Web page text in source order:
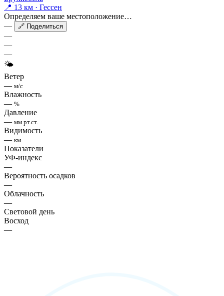
📍 13 км · Гессен
Определяем ваше местоположение…
—
🔗 Поделиться
—
—
—
🌤
Ветер
— м/с
Влажность
— %
Давление
— мм рт.ст.
Видимость
— км
Показатели
УФ-индекс
—
Вероятность осадков
—
Облачность
—
Световой день
Восход
—